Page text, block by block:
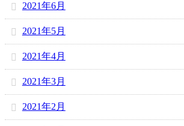
2021年6月
2021年5月
2021年4月
2021年3月
2021年2月